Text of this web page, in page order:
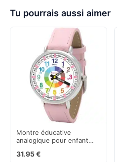
Tu pourrais aussi aimer
Montre éducative
analogique pour enfant
japonais
31.95 €